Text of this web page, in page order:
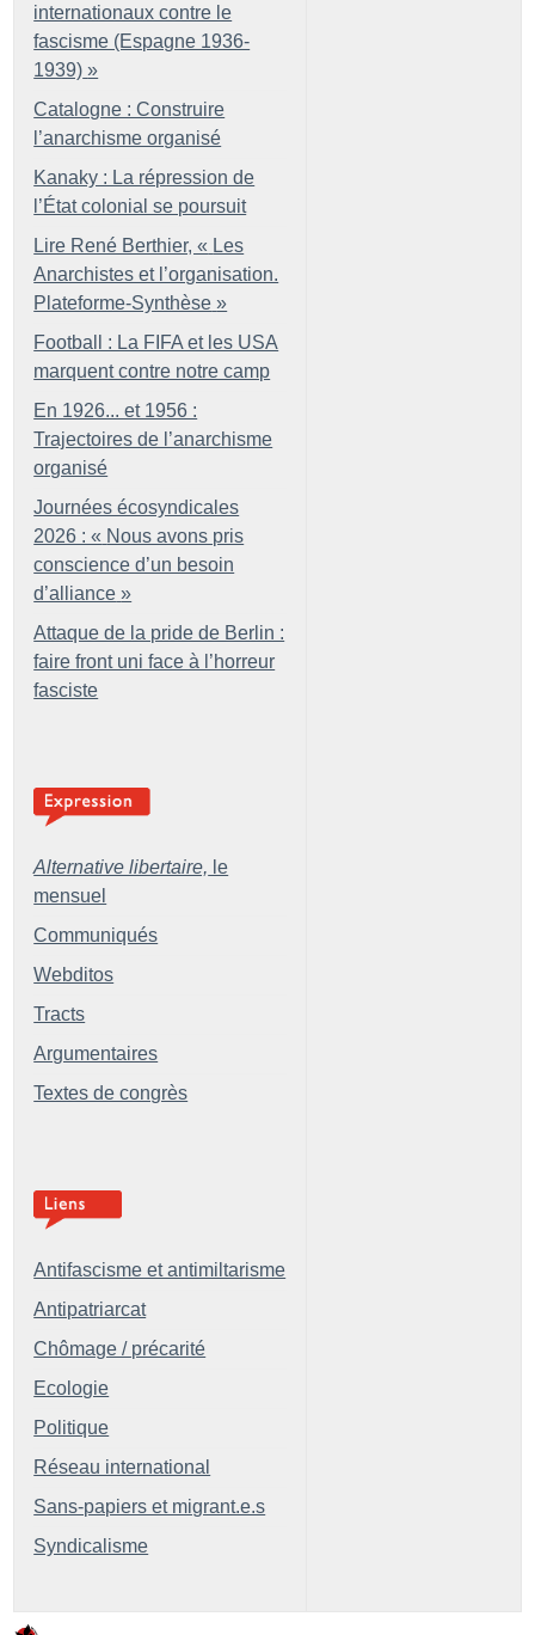
internationaux contre le
fascisme (Espagne 1936-
1939) »
Catalogne : Construire
l’anarchisme organisé
Kanaky : La répression de
l’État colonial se poursuit
Lire René Berthier, « Les
Anarchistes et l’organisation.
Plateforme-Synthèse »
Football : La FIFA et les USA
marquent contre notre camp
En 1926... et 1956 :
Trajectoires de l’anarchisme
organisé
Journées écosyndicales
2026 : « Nous avons pris
conscience d’un besoin
d’alliance »
Attaque de la pride de Berlin :
faire front uni face à l’horreur
fasciste
Alternative libertaire, le
mensuel
Communiqués
Webditos
Tracts
Argumentaires
Textes de congrès
Antifascisme et antimiltarisme
Antipatriarcat
Chômage / précarité
Ecologie
Politique
Réseau international
Sans-papiers et migrant.e.s
Syndicalisme